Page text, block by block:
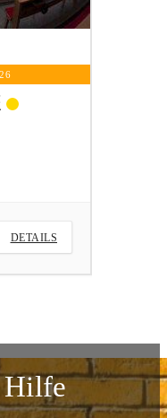
MESSE KLOSTERKIRCHE
Hilfe